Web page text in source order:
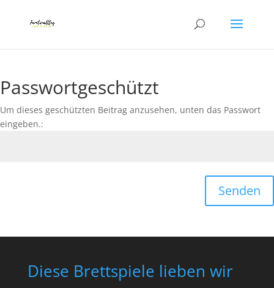
Passwortgeschützt
Um dieses geschützten Beitrag anzusehen, unten das Passwort
eingeben.:
Senden
Diese Brettspiele lieben wir